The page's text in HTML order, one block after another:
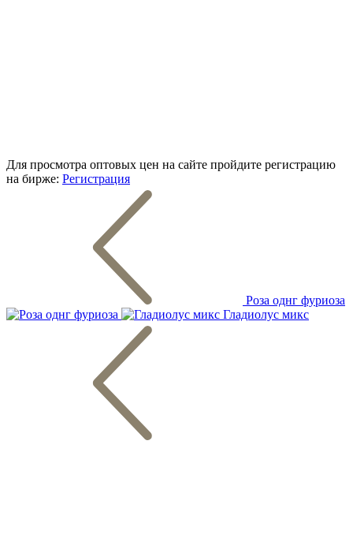
Для просмотра оптовых цен на сайте пройдите регистрацию
на бирже: Регистрация
Роза однг фуриоза
Гладиолус микс